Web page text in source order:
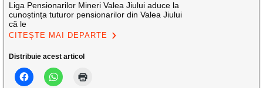
Liga Pensionarilor Mineri Valea Jiului aduce la
cunoștința tuturor pensionarilor din Valea Jiului
că le
CITEȘTE MAI DEPARTE
Distribuie acest articol